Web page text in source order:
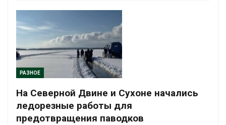
РАЗНОЕ
На Северной Двине и Сухоне начались
ледорезные работы для
предотвращения паводков